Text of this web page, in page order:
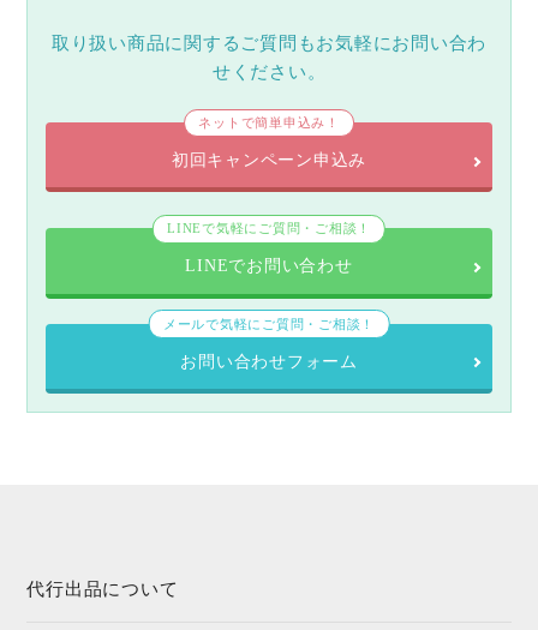
取り扱い商品に関するご質問もお気軽にお問い合わ
せください。
ネットで簡単申込み！
初回キャンペーン申込み
LINEで気軽にご質問・ご相談！
LINEでお問い合わせ
メールで気軽にご質問・ご相談！
お問い合わせフォーム
代行出品について